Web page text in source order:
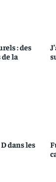
: des
la
dans les